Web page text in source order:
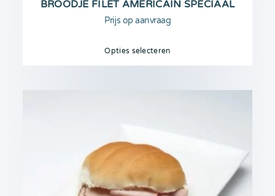
BROODJE FILET AMERICAIN SPECIAAL
Prijs op aanvraag
Opties selecteren